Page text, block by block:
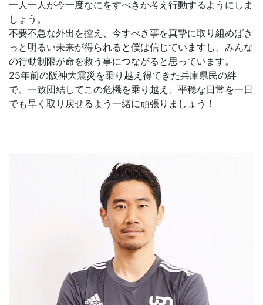
一人一人が今一度なにをすべきか考え行動するようにしま
しょう。
不要不急な外出を控え、今すべき事を真摯に取り組めばき
っと明るい未来が得られると僕は信じていますし、みんな
の行動制限が命を救う事につながると思っています。
25年前の阪神大震災を乗り越え得てきた兵庫県民の絆
で、一致団結してこの危機を乗り越え、平穏な日常を一日
でも早く取り戻せるよう一緒に頑張りましょう！